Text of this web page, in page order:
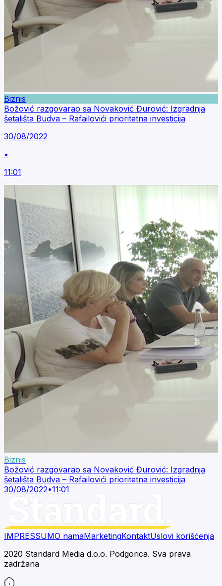
Biznis
Božović razgovarao sa Novaković Đurović: Izgradnja
šetališta Budva – Rafailovići prioritetna investicija
30/08/2022
•
11:01
Biznis
Božović razgovarao sa Novaković Đurović: Izgradnja
šetališta Budva – Rafailovići prioritetna investicija
30/08/2022•11:01
IMPRESSUMO namaMarketingKontaktUslovi korišćenja
2020 Standard Media d.o.o. Podgorica. Sva prava
zadržana